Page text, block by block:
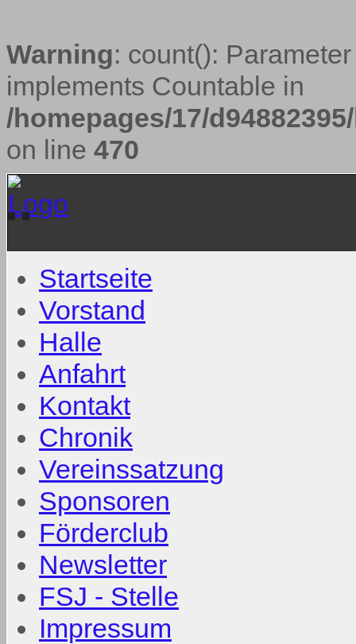
Warning: count():
implements Countable in
/homepages/17/
on line 470
Startseite
Vorstand
Halle
Anfahrt
Kontakt
Chronik
Vereinssatzung
Sponsoren
Förderclub
Newsletter
FSJ - Stelle
Impressum